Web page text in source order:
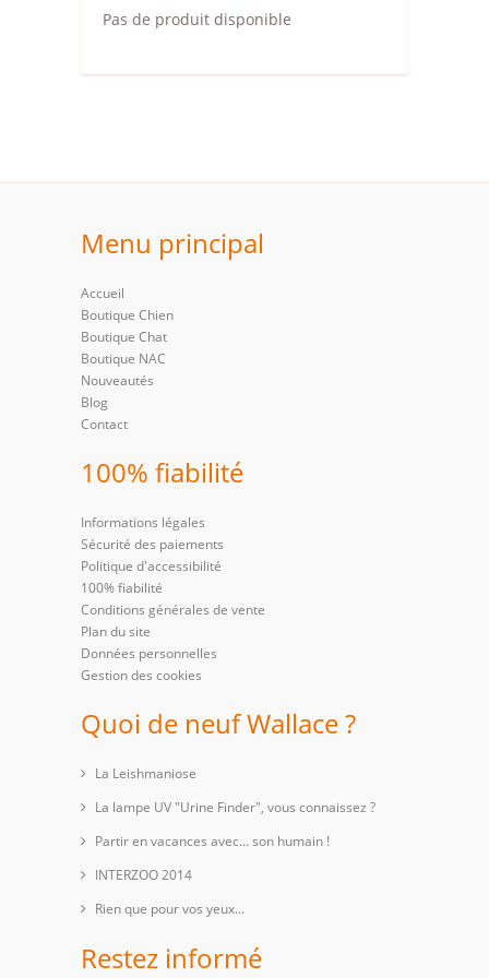
Pas de produit disponible
Menu principal
Accueil
Boutique Chien
Boutique Chat
Boutique NAC
Nouveautés
Blog
Contact
100% fiabilité
Informations légales
Sécurité des paiements
Politique d'accessibilité
100% fiabilité
Conditions générales de vente
Plan du site
Données personnelles
Gestion des cookies
Quoi de neuf Wallace ?
La Leishmaniose
La lampe UV "Urine Finder", vous connaissez ?
Partir en vacances avec… son humain !
INTERZOO 2014
Rien que pour vos yeux...
Restez informé